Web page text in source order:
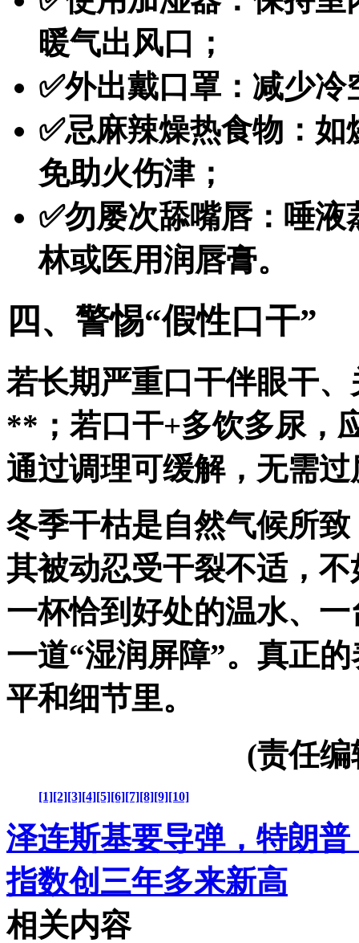
暖气出风口；
✅外出戴口罩：减少
✅忌麻辣燥热食物：
免助火伤津；
✅勿屡次舔嘴唇：唾
林或医用润唇膏。
四、警惕“假性口干”
若长期严重口干伴眼干
**；若口干+多饮多尿，
通过调理可缓解，无需
冬季干枯是自然气候所
其被动忍受干裂不适，
一杯恰到好处的温水、
一道“湿润屏障”。真正
平和细节里。
(责任
[1][2][3][4][5][6][7][8][9][10]
泽连斯基要导弹，特朗
指数创三年多来新高
相关内容